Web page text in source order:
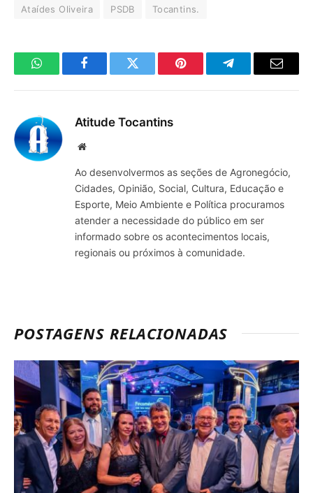
Ataídes Oliveira PSDB Tocantins.
WhatsAppFacebookTwitter Pinterest TelegramaE-
Atitude Tocantins
Site
Ao desenvolvermos as seções de Agronegócio,
Cidades, Opinião, Social, Cultura, Educação e
Esporte, Meio Ambiente e Política procuramos
atender a necessidade do público em ser
informado sobre os acontecimentos locais,
regionais ou próximos à comunidade.
POSTAGENS RELACIONADAS